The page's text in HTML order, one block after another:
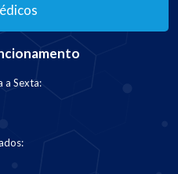
a Sexta: